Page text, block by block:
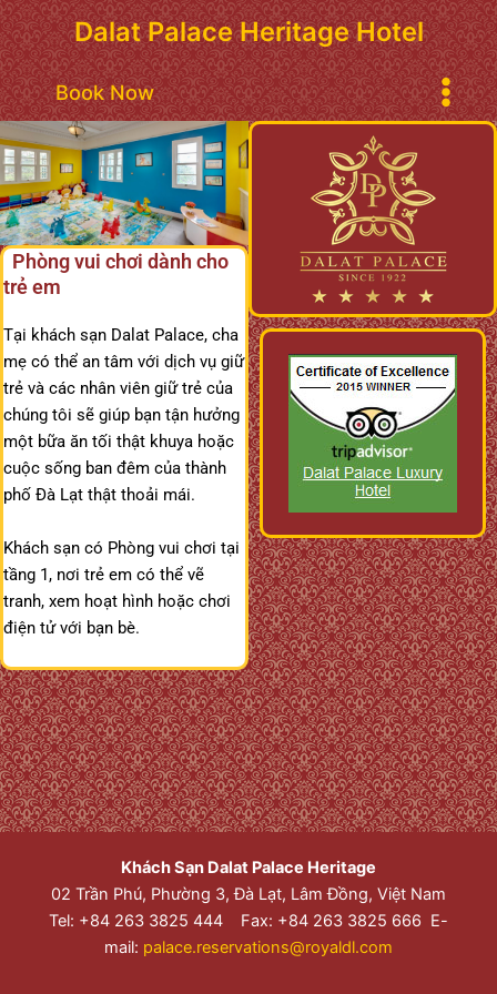
Nhảy
tới
nội
dung
Dalat Palace Heritage Hotel
Book Now
Main
Menu
Phòng vui chơi dành cho
trẻ em
Tại khách sạn Dalat Palace, cha
mẹ có thể an tâm với dịch vụ giữ
trẻ và các nhân viên giữ trẻ của
chúng tôi sẽ giúp bạn tận hưởng
một bữa ăn tối thật khuya hoặc
cuộc sống ban đêm của thành
phố Đà Lạt thật thoải mái.
Khách sạn có Phòng vui chơi tại
tầng 1, nơi trẻ em có thể vẽ
tranh, xem hoạt hình hoặc chơi
điện tử với bạn bè.
Khách Sạn Dalat Palace Heritage
02 Trần Phú, Phường 3, Đà Lạt, Lâm Đồng, Việt Nam
Tel: +84 263 3825 444 Fax: +84 263 3825 666 E-
mail: palace.reservations@royaldl.com